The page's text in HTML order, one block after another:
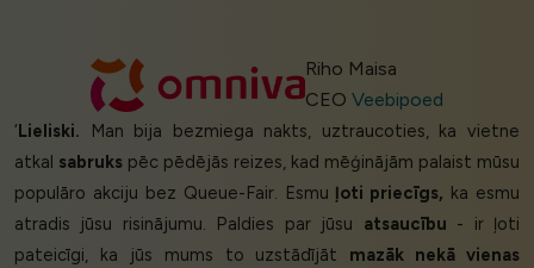
Riho Maisa
CEO Veebipoed
‘ Lieliski. Man bija bezmiega nakts, uztraucoties, ka vietne
atkal sabruks pēc pēdējās reizes, kad mēģinājām palaist mūsu
populāro akciju bez Queue-Fair. Esmu ļoti priecīgs, ka esmu
atradis jūsu risinājumu. Paldies par jūsu atsaucību - ir ļoti
pateicīgi, ka jūs mums to uzstādījāt mazāk nekā vienas